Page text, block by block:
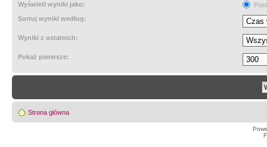
Wyświetl wyniki jako:
Sortuj wyniki według:
Wyniki z ostatnich:
Pokaż pierwsze:
Strona główna